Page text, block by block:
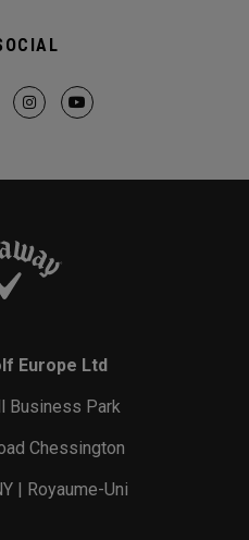
Europe Ltd
Business Park
Chessington
| Royaume-Uni